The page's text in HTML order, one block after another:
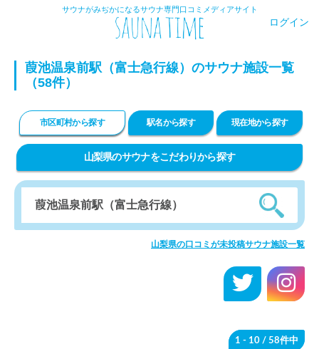
サウナがみぢかになるサウナ専門口コミメディアサイト
ログイン
葭池温泉前駅（富士急行線）のサウナ施設一覧
（58件）
市区町村から探す 駅名から探す 現在地から探す
山梨県のサウナをこだわりから探す
山梨県の口コミが未投稿サウナ施設一覧
1 - 10 / 58件中